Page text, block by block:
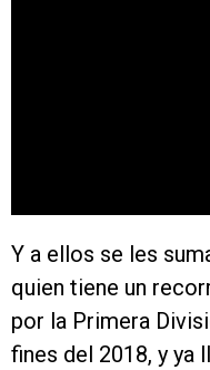
Y a ellos se les
quien tiene un
por la Primera
fines del 2018, y ya